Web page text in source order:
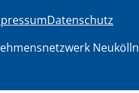
Datenschutz
Neukölln